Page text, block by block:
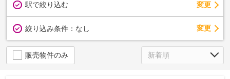
駅で絞り込む 変更
絞り込み条件： なし 変更
販売物件のみ